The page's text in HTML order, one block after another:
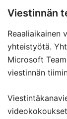
Viestinnän
Reaaliaikainen
yhteistyötä.
Microsoft
viestinnän